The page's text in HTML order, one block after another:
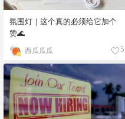
氛围灯｜这个真的必须给它加个
赞🌊
西瓜瓜瓜 5